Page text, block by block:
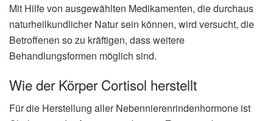
Mit Hilfe von ausgewählten Medikamenten, die durchaus
naturheilkundlicher Natur sein können, wird versucht, die
Betroffenen so zu kräftigen, dass weitere
Behandlungsformen möglich sind.
Wie der Körper Cortisol herstellt
Für die Herstellung aller Nebennierenrindenhormone ist